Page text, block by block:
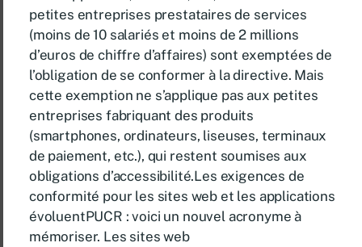
petites entreprises prestataires de services
(moins de 10 salariés et moins de 2 millions
d’euros de chiffre d’affaires) sont exemptées de
l’obligation de se conformer à la directive. Mais
cette exemption ne s’applique pas aux petites
entreprises fabriquant des produits
(smartphones, ordinateurs, liseuses, terminaux
de paiement, etc.), qui restent soumises aux
obligations d’accessibilité.Les exigences de
conformité pour les sites web et les applications
évoluentPUCR : voici un nouvel acronyme à
mémoriser. Les sites web